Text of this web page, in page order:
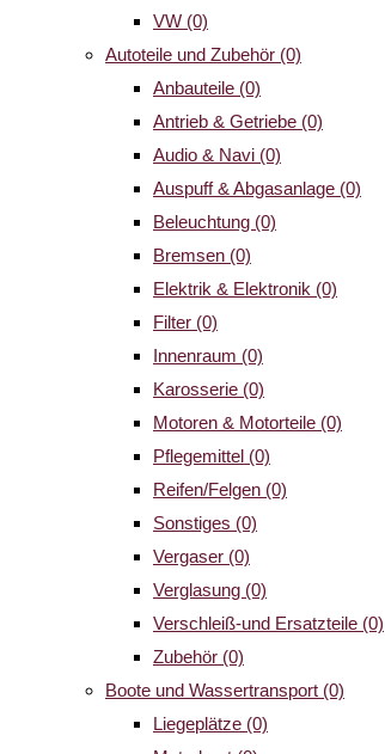
VW (0)
Autoteile und Zubehör (0)
Anbauteile (0)
Antrieb & Getriebe (0)
Audio & Navi (0)
Auspuff & Abgasanlage (0)
Beleuchtung (0)
Bremsen (0)
Elektrik & Elektronik (0)
Filter (0)
Innenraum (0)
Karosserie (0)
Motoren & Motorteile (0)
Pflegemittel (0)
Reifen/Felgen (0)
Sonstiges (0)
Vergaser (0)
Verglasung (0)
Verschleiß-und Ersatzteile (0)
Zubehör (0)
Boote und Wassertransport (0)
Liegeplätze (0)